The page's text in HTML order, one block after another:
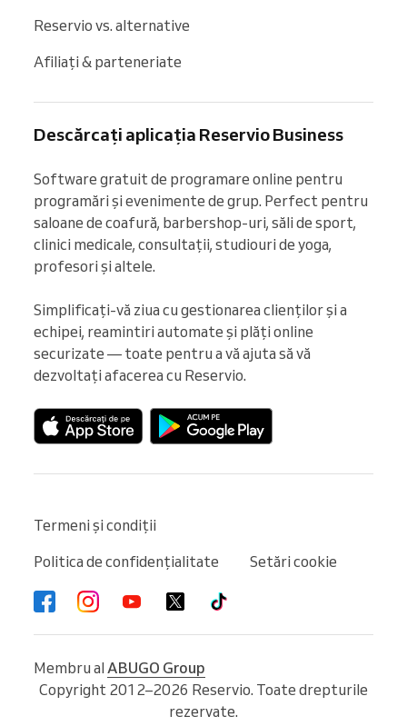
Reservio vs. alternative
Afiliați & parteneriate
Descărcați aplicația Reservio Business
Software gratuit de programare online pentru
programări și evenimente de grup. Perfect pentru
saloane de coafură, barbershop-uri, săli de sport,
clinici medicale, consultații, studiouri de yoga,
profesori și altele.
Simplificați-vă ziua cu gestionarea clienților și a
echipei, reamintiri automate și plăți online
securizate — toate pentru a vă ajuta să vă
dezvoltați afacerea cu Reservio.
Termeni și condiții
Politica de confidențialitate
Setări cookie
Membru al ABUGO Group
Copyright 2012–2026 Reservio. Toate drepturile
rezervate.